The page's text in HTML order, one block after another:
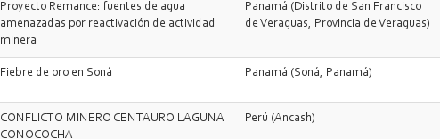
Proyecto Remance: fuentes de agua
amenazadas por reactivación de actividad
minera
Panamá (Distrito de San Francisco
de Veraguas, Provincia de Veraguas)
Fiebre de oro en Soná Panamá (Soná, Panamá)
CONFLICTO MINERO CENTAURO LAGUNA
CONOCOCHA
Perú (Ancash)